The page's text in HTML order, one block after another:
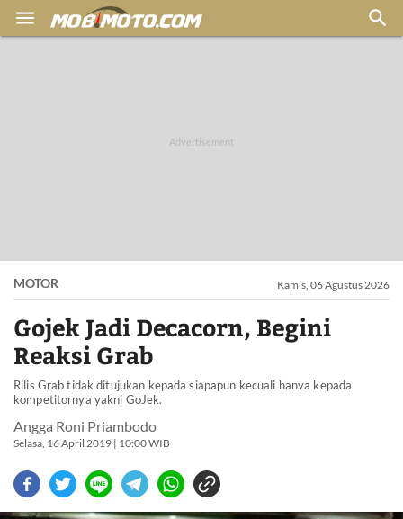
 
MOTOR Kamis, 06 Agustus 2026
Gojek Jadi Decacorn, Begini
Reaksi Grab
Rilis Grab tidak ditujukan kepada siapapun kecuali hanya kepada
kompetitornya yakni GoJek.
Angga Roni Priambodo
Selasa, 16 April 2019 | 10:00 WIB